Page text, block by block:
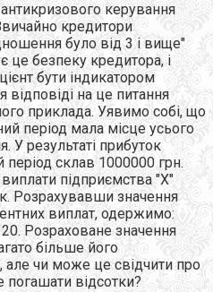
антикризового керування
кредитори
було від 3 і вище"
це безпеку кредитора, і
бути індикатором
на це питання
приклада. Уявимо собі, що
період мала місце усього
У результаті прибуток
період склав 1000000 грн.
підприємства "Х"
Розрахувавши значення
виплат, одержимо:
Розраховане значення
більше його
але чи може це свідчити про
відсотки?